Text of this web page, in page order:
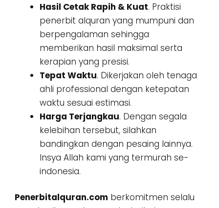
Hasil Cetak Rapih & Kuat. Praktisi
penerbit alquran yang mumpuni dan
berpengalaman sehingga
memberikan hasil maksimal serta
kerapian yang presisi.
Tepat Waktu. Dikerjakan oleh tenaga
ahli professional dengan ketepatan
waktu sesuai estimasi.
Harga Terjangkau. Dengan segala
kelebihan tersebut, silahkan
bandingkan dengan pesaing lainnya.
Insya Allah kami yang termurah se-
indonesia.
Penerbitalquran.com berkomitmen selalu